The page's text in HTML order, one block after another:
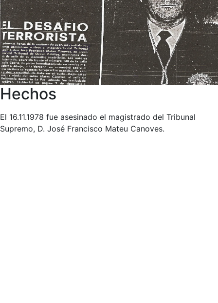
Hechos
El 16.11.1978 fue asesinado el magistrado del Tribunal
Supremo, D. José Francisco Mateu Canoves.